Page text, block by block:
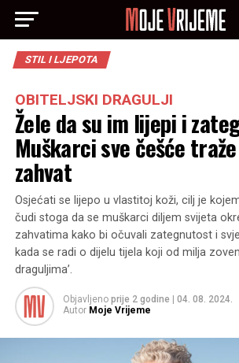
STIL I LJEPOTA
OBITELJSKI DRAGULJI
Žele da su im lijepi i
Muškarci sve češće
zahvat
Osjećati se lijepo u vlastitoj koži, cilj je
čudi stoga da se muškarci diljem svijeta
zahvatima kako bi očuvali zategnutost i
kada se radi o dijelu tijela koji od milja
draguljima’.
Objavljeno prije 2 godine
04. 08. 2024.
Autor Moje Vrijeme